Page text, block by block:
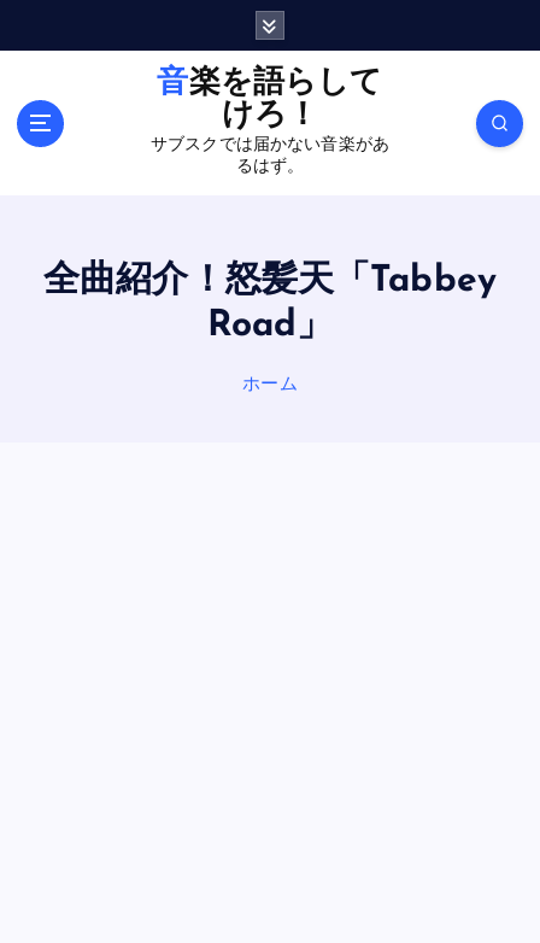
音楽を語らして
けろ！
サブスクでは届かない音楽があ
るはず。
全曲紹介！怒髪天「Tabbey
Road」
ホーム